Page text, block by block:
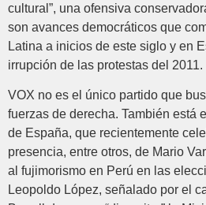
cultural”, una ofensiva
son avances democráticos que
Latina a inicios de este siglo y en
irrupción de las protestas del 2011.
VOX no es el único partido que
fuerzas de derecha. También está
de España, que recientemente
presencia, entre otros, de Mario
al fujimorismo en Perú en las
Leopoldo López, señalado por el